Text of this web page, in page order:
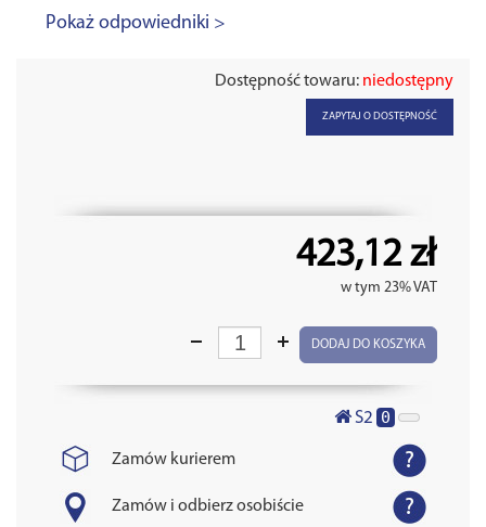
Pokaż odpowiedniki >
Dostępność towaru: niedostępny
ZAPYTAJ O DOSTĘPNOŚĆ
423,12 zł
w tym 23% VAT
DODAJ DO KOSZYKA
S2 0
Zamów kurierem
Zamów i odbierz osobiście